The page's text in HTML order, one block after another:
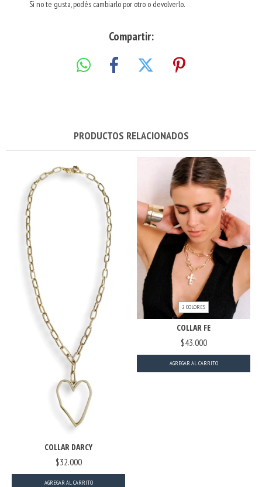
Si no te gusta, podés cambiarlo por otro o devolverlo.
Compartir:
PRODUCTOS RELACIONADOS
COLLAR DARCY
$32.000
2 COLORES
COLLAR FE
$43.000
AGREGAR AL CARRITO